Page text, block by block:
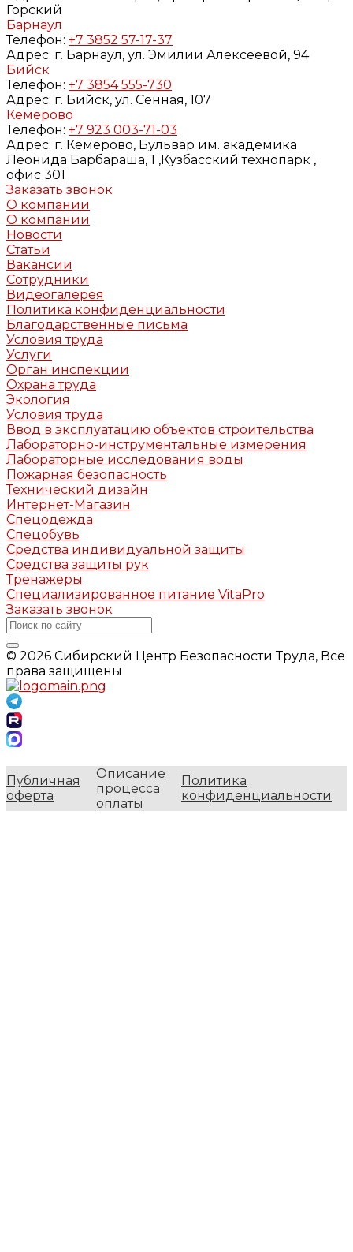
Горский
Барнаул
Телефон: +7 3852 57-17-37
Адрес: г. Барнаул, ул. Эмилии Алексеевой, 94
Бийск
Телефон: +7 3854 555-730
Адрес: г. Бийск, ул. Сенная, 107
Кемерово
Телефон: +7 923 003-71-03
Адрес: г. Кемерово, Бульвар им. академика
Леонида Барбараша, 1 ,Кузбасский технопарк ,
офис 301
Заказать звонок
О компании
О компании
Новости
Статьи
Вакансии
Сотрудники
Видеогалерея
Политика конфиденциальности
Благодарственные письма
Условия труда
Услуги
Орган инспекции
Охрана труда
Экология
Условия труда
Ввод в эксплуатацию объектов строительства
Лабораторно-инструментальные измерения
Лабораторные исследования воды
Пожарная безопасность
Технический дизайн
Интернет-Магазин
Спецодежда
Спецобувь
Средства индивидуальной защиты
Средства защиты рук
Тренажеры
Специализированное питание VitaPro
Заказать звонок
© 2026 Сибирский Центр Безопасности Труда, Все
права защищены
Публичная
оферта
Описание
процесса
оплаты
Политика
конфиденциальности